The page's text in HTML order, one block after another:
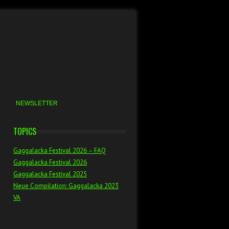
NEWSLETTER
TOPICS
Gaggalacka Festival 2026 – FAQ
Gaggalacka Festival 2026
Gaggalacka Festival 2025
Neue Compilation: Gaggalacka 2023
VA